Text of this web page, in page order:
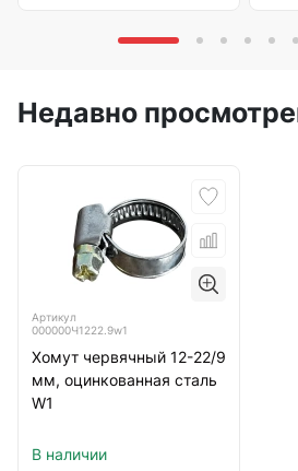
Недавно
Артикул
000000Ч1222.9w1
Хомут червячный 12-22/9
мм, оцинкованная сталь
W1
В наличии